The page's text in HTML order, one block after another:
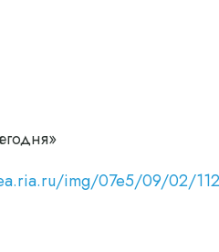
img/07e5/09/02/